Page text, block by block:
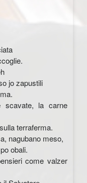
jo zapustili
la carne
terraferma.
meso,
obali.
come valzer